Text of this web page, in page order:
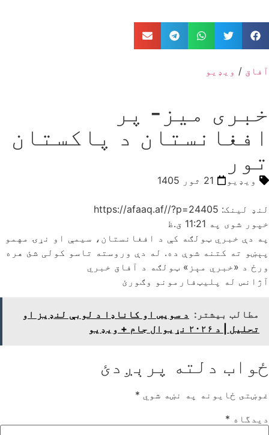
آفاق / ویډیو
خبری میز- پر
افغانستان د پاکستان
تور
ویډیو 21 ثور 1405
لنډ لینک: https://afaaq.af//?p=24405
خپور شوی په 11:21 ق.ظ
په دې خبري ټولګه کې د افغانستان، سیمې او نړۍ مهمو
پېښو ته کتنه شوې ده. له دې وروسته تاسو کولی شئ هره
ورځ د «خبري مېز» ټولګه د آفاق خبري
آژانس له پلیټ‌فارمونو وګورئ
مطالب بیشتر: د سویس او کاناډا د لوبې لنډیز او
تحلیل | د ۲۰۲۶ نړیوال جام + ویډیو
ځواب دلته پرېږدئ
غوښتى ځایونه په نښه شوي *
دیدگاه *